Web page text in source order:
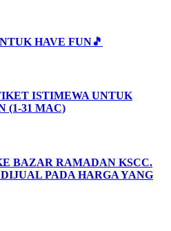
HAVE FUN🎵
ISTIMEWA UNTUK
(1-31 MAC)
BAZAR RAMADAN KSCC.
PADA HARGA YANG